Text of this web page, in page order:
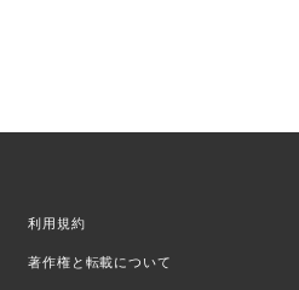
利用規約
著作権と転載について